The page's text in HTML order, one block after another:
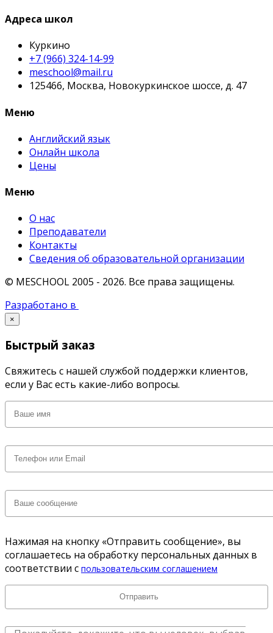
Адреса школ
Куркино
+7 (966) 324-14-99
meschool@mail.ru
125466, Москва, Новокуркинское шоссе, д. 47
Меню
Английский язык
Онлайн школа
Цены
Меню
О нас
Преподаватели
Контакты
Сведения об образовательной организации
© MESCHOOL 2005 - 2026. Все права защищены.
Разработано в
×
Быстрый заказ
Свяжитесь с нашей службой поддержки клиентов,
если у Вас есть какие-либо вопросы.
Нажимая на кнопку «Отправить сообщение», вы
соглашаетесь на обработку персональных данных в
соответствии с пользовательским соглашением